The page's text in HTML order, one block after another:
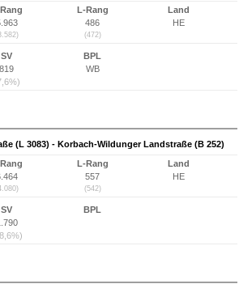
L-Rang
486
(472)
Land
HE
SV
819
BPL
WB
(L 3083) - Korbach-Wildunger Landstraße (B 252)
L-Rang
557
(542)
Land
HE
SV
BPL